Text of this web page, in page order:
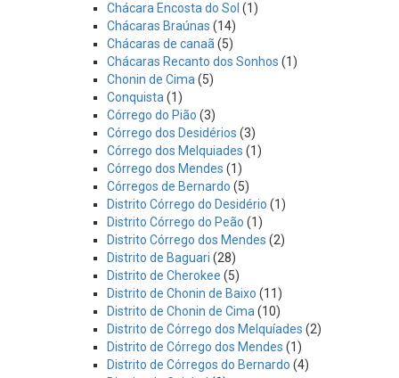
Chácara Encosta do Sol (1)
Chácaras Braúnas (14)
Chácaras de canaã (5)
Chácaras Recanto dos Sonhos (1)
Chonin de Cima (5)
Conquista (1)
Córrego do Pião (3)
Córrego dos Desidérios (3)
Córrego dos Melquiades (1)
Córrego dos Mendes (1)
Córregos de Bernardo (5)
Distrito Córrego do Desidério (1)
Distrito Córrego do Peão (1)
Distrito Córrego dos Mendes (2)
Distrito de Baguari (28)
Distrito de Cherokee (5)
Distrito de Chonin de Baixo (11)
Distrito de Chonin de Cima (10)
Distrito de Córrego dos Melquíades (2)
Distrito de Córrego dos Mendes (1)
Distrito de Córregos do Bernardo (4)